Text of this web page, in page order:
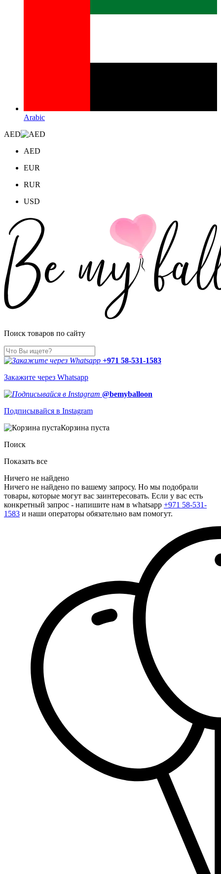
Arabic
AED
AED
EUR
RUR
USD
Поиск товаров по сайту
+971 58-531-1583
Закажите через Whatsapp
@bemyballoon
Подписывайся в Instagram
Корзина пуста
Поиск
Показать все
Ничего не найдено
Ничего не найдено по вашему запросу. Но мы подобрали
товары, которые могут вас заинтересовать. Если у вас есть
конкретный запрос - напишите нам в whatsapp +971 58-531-
1583 и наши операторы обязательно вам помогут.